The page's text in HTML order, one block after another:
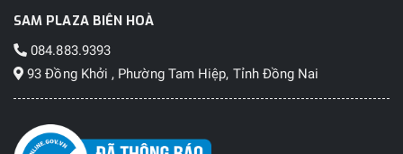
SAM PLAZA BIÊN HOÀ
084.883.9393
93 Đồng Khởi , Phường Tam Hiệp, Tỉnh Đồng Nai